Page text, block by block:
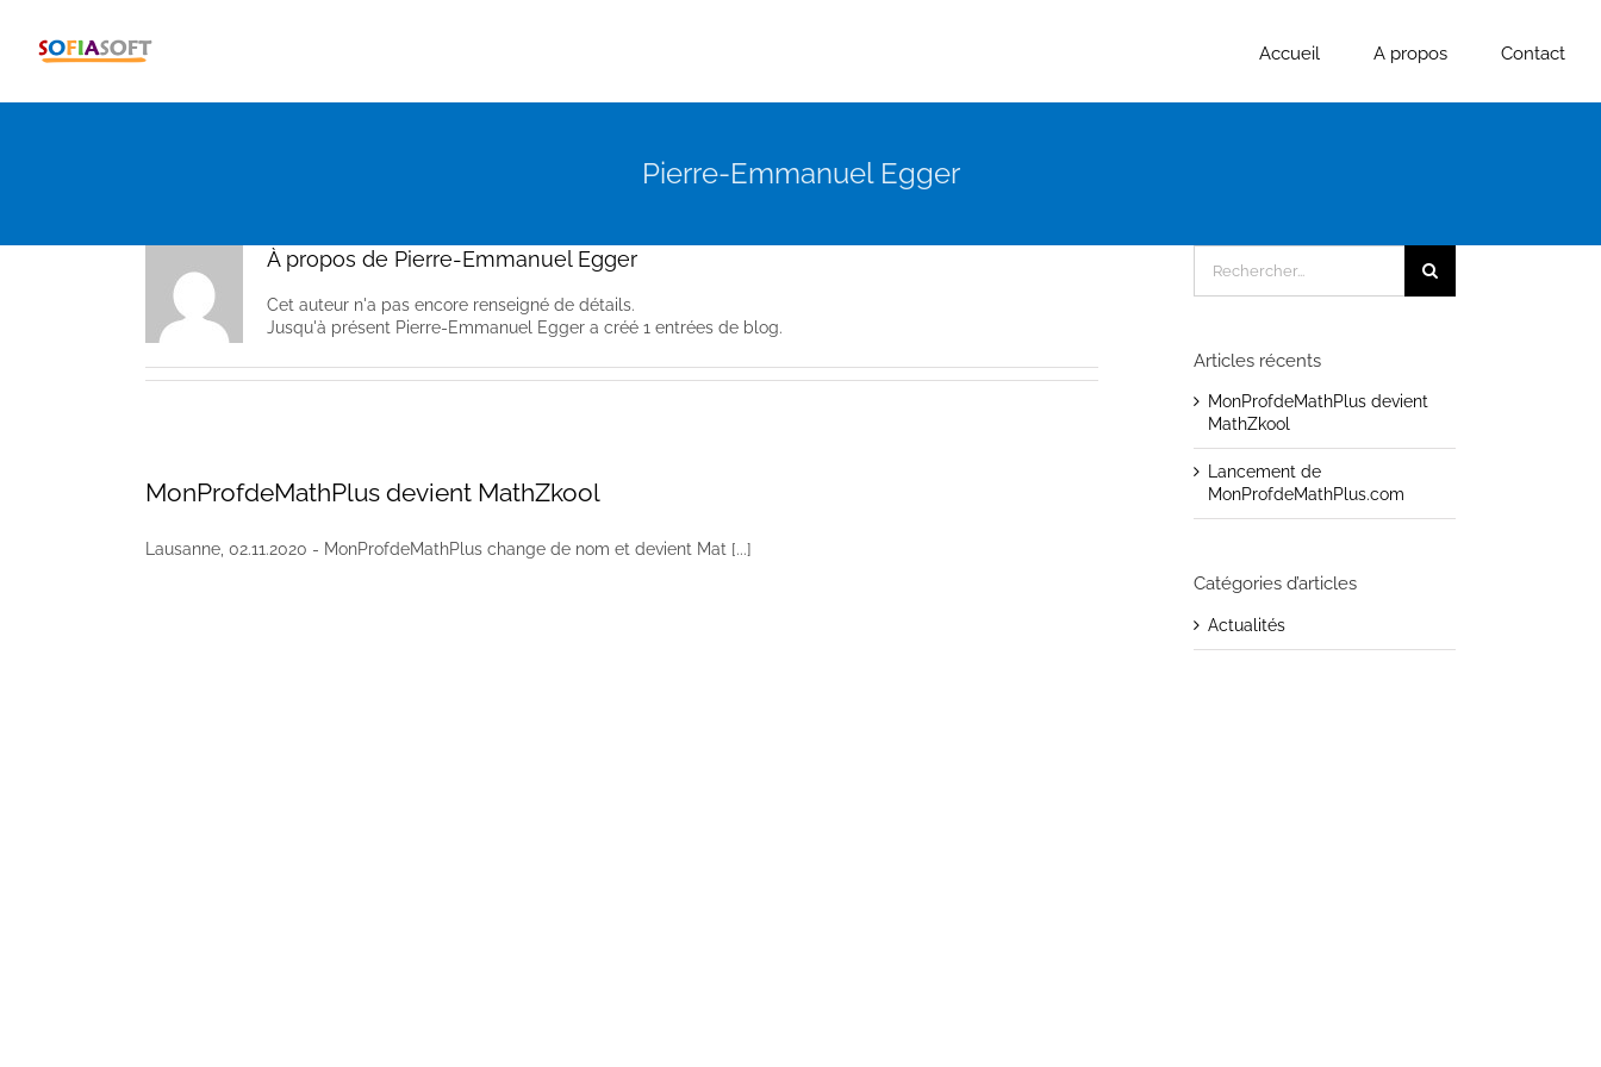
contenu
Accueil A propos Contact
Pierre-Emmanuel Egger
À propos de Pierre-Emmanuel Egger
Cet auteur n'a pas encore renseigné de détails.
Jusqu'à présent Pierre-Emmanuel Egger a créé 1 entrées de blog.
MonProfdeMathPlus devient MathZkool
Lausanne, 02.11.2020 - MonProfdeMathPlus change de nom et devient Mat [...]
Articles récents
MonProfdeMathPlus devient
MathZkool
Lancement de
MonProfdeMathPlus.com
Catégories d’articles
Actualités